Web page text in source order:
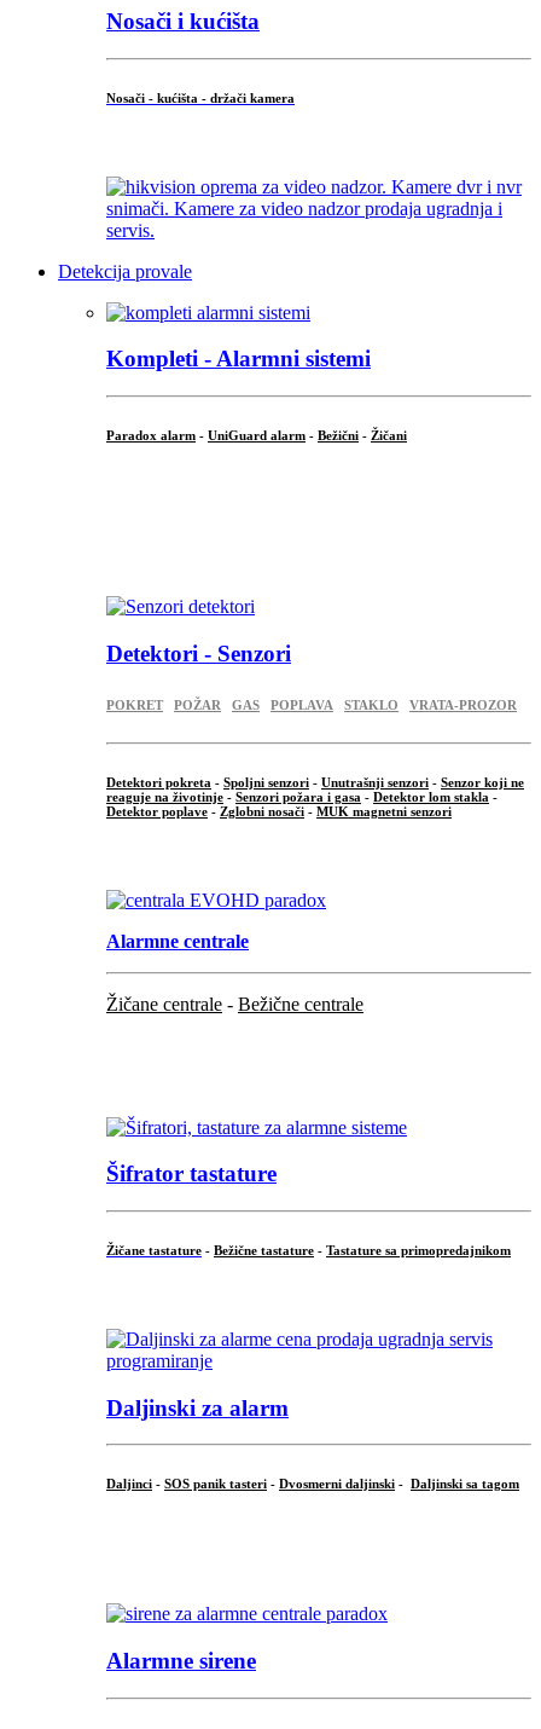
Nosači i kućišta
Nosači - kućišta - držači kamera
Detekcija provale
Kompleti - Alarmni sistemi
Paradox alarm - UniGuard alarm - Bežični - Žičani
Detektori - Senzori
POKRET POŽAR GAS POPLAVA STAKLO VRATA-PROZOR
Detektori pokreta - Spoljni senzori - Unutrašnji senzori - Senzor koji ne
reaguje na životinje - Senzori požara i gasa - Detektor lom stakla -
Detektor poplave - Zglobni nosači - MUK magnetni senzori
Alarmne centrale
Žičane centrale - Bežične centrale
Šifrator tastature
Žičane tastature - Bežične tastature - Tastature sa primopredajnikom
Daljinski za alarm
Daljinci - SOS panik tasteri - Dvosmerni daljinski - Daljinski sa tagom
Alarmne sirene